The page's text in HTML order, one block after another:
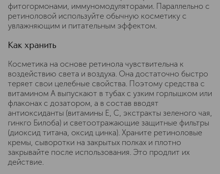
фитогормонами, иммуномодуляторами. Параллельно с
ретиноловой используйте обычную косметику с
увлажняющим и питательным эффектом.
Как хранить
Косметика на основе ретинола чувствительна к
воздействию света и воздуха. Она достаточно быстро
теряет свои целебные свойства. Поэтому средства с
витамином A выпускают в тубах с узким горлышком или
флаконах с дозатором, а в состав вводят
антиоксиданты (витамины E, C, экстракты зеленого чая,
гинкго Билоба) и светоотражающие защитные фильтры
(диоксид титана, оксид цинка). Храните ретиноловые
кремы, сыворотки на закрытых полках и плотно
закрывайте после использования. Это продлит их
действие.